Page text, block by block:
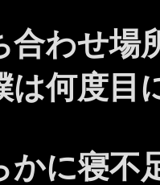
わせ場
は何度目
に寝不